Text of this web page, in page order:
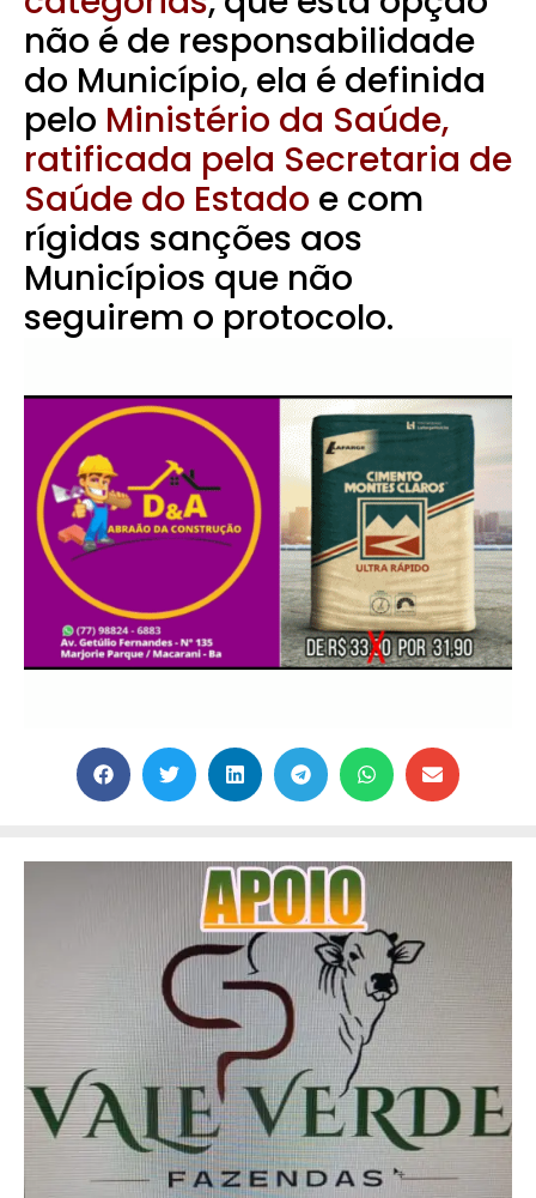
não é de responsabilidade
do Município, ela é definida
pelo Ministério da Saúde,
ratificada pela Secretaria de
Saúde do Estado e com
rígidas sanções aos
Municípios que não
seguirem o protocolo.